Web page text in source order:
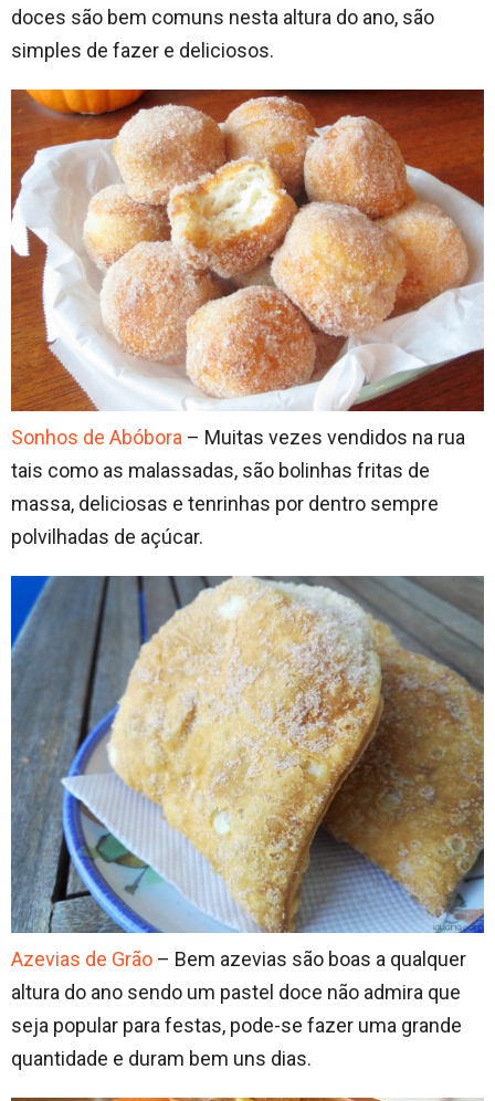
doces são bem comuns nesta altura do ano, são
simples de fazer e deliciosos.
Sonhos de Abóbora – Muitas vezes vendidos na rua
tais como as malassadas, são bolinhas fritas de
massa, deliciosas e tenrinhas por dentro sempre
polvilhadas de açúcar.
Azevias de Grão – Bem azevias são boas a qualquer
altura do ano sendo um pastel doce não admira que
seja popular para festas, pode-se fazer uma grande
quantidade e duram bem uns dias.